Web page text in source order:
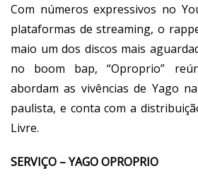
Com números expressivos no
plataformas de streaming, o
maio um dos discos mais
no boom bap, “Oproprio”
abordam as vivências de Yago
paulista, e conta com a
Livre.
SERVIÇO – YAGO OPROPRIO